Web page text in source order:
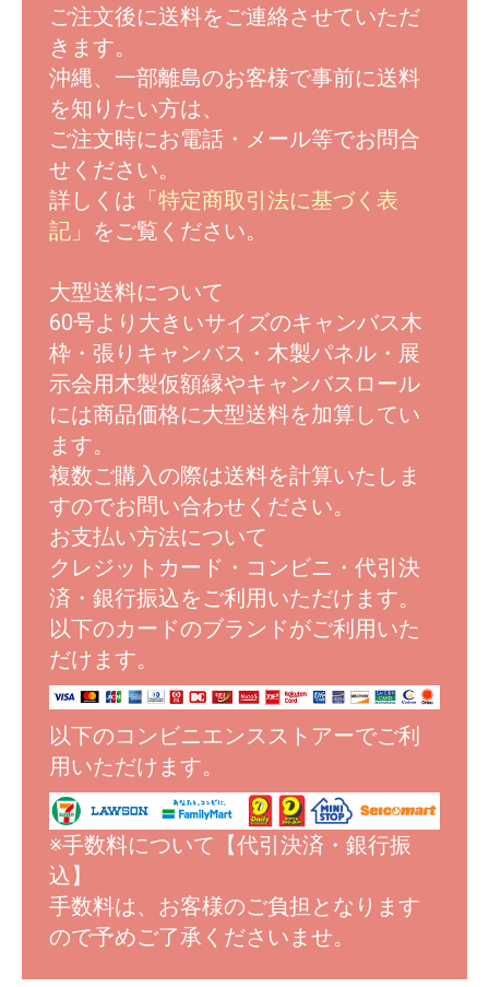
ご注文後に送料をご連絡させていただ
きます。
沖縄、一部離島のお客様で事前に送料
を知りたい方は、
ご注文時にお電話・メール等でお問合
せください。
詳しくは 「特定商取引法に基づく表
記」 をご覧ください。
大型送料について
60号より大きいサイズのキャンバス木
枠・張りキャンバス・木製パネル・展
示会用木製仮額縁やキャンバスロール
には商品価格に大型送料を加算してい
ます。
複数ご購入の際は送料を計算いたしま
すのでお問い合わせください。
お支払い方法について
クレジットカード・コンビニ・代引決
済・銀行振込をご利用いただけます。
以下のカードのブランドがご利用いた
だけます。
以下のコンビニエンスストアーでご利
用いただけます。
※手数料について【代引決済・銀行振
込】
手数料は、お客様のご負担となります
ので予めご了承くださいませ。